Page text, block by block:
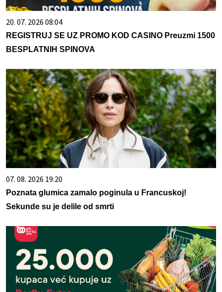
20. 07. 2026 08:04
REGISTRUJ SE UZ PROMO KOD CASINO Preuzmi 1500
BESPLATNIH SPINOVA
07. 08. 2026 19:20
Poznata glumica zamalo poginula u Francuskoj!
Sekunde su je delile od smrti